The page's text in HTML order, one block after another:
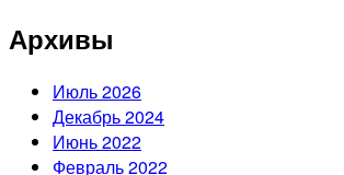
Архивы
Июль 2026
Декабрь 2024
Июнь 2022
Февраль 2022